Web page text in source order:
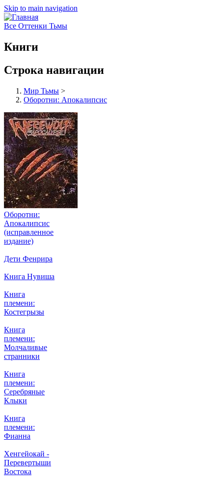
Skip to main navigation
Все Оттенки Тьмы
Книги
Строка навигации
Мир Тьмы >
Оборотни: Апокалипсис
Оборотни:
Апокалипсис
(исправленное
издание)
Дети Фенрира
Книга Нувиша
Книга
племени:
Костегрызы
Книга
племени:
Молчаливые
странники
Книга
племени:
Серебряные
Клыки
Книга
племени:
Фианна
Хенгейокай -
Перевертыши
Востока